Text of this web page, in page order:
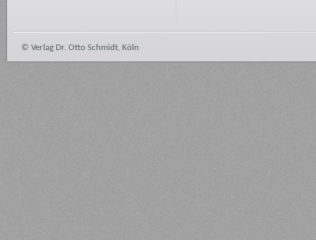
© Verlag Dr. Otto Schmidt, Köln